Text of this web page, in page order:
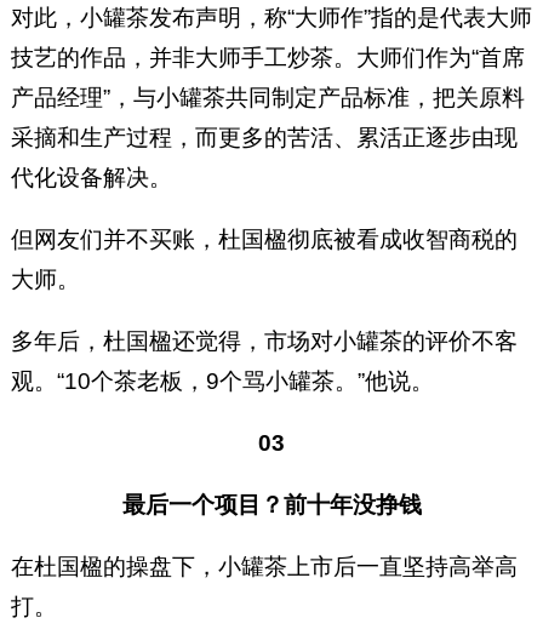
对此，小罐茶发布声明，称“大师作”指的是代表大师
技艺的作品，并非大师手工炒茶。大师们作为“首席
产品经理”，与小罐茶共同制定产品标准，把关原料
采摘和生产过程，而更多的苦活、累活正逐步由现
代化设备解决。
但网友们并不买账，杜国楹彻底被看成收智商税的
大师。
多年后，杜国楹还觉得，市场对小罐茶的评价不客
观。“10个茶老板，9个骂小罐茶。”他说。
03
最后一个项目？前十年没挣钱
在杜国楹的操盘下，小罐茶上市后一直坚持高举高
打。